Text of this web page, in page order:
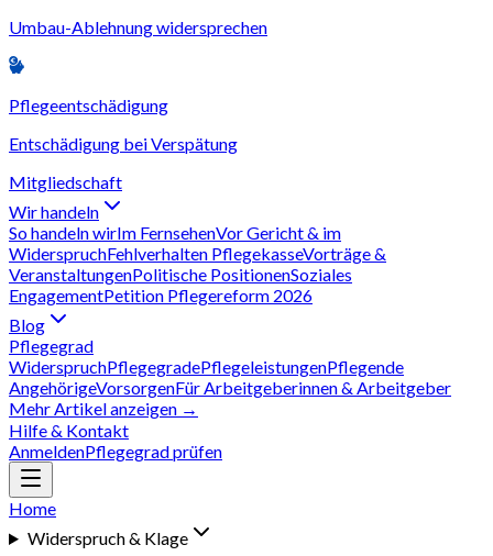
Umbau-Ablehnung widersprechen
Pflegeentschädigung
Entschädigung bei Verspätung
Mitgliedschaft
Wir handeln
So handeln wirIm FernsehenVor Gericht & im
WiderspruchFehlverhalten PflegekasseVorträge &
VeranstaltungenPolitische PositionenSoziales
EngagementPetition Pflegereform 2026
Blog
Pflegegrad
WiderspruchPflegegradePflegeleistungenPflegende
AngehörigeVorsorgenFür Arbeitgeberinnen & Arbeitgeber
Mehr Artikel anzeigen →
Hilfe & Kontakt
AnmeldenPflegegrad prüfen
Home
Widerspruch & Klage